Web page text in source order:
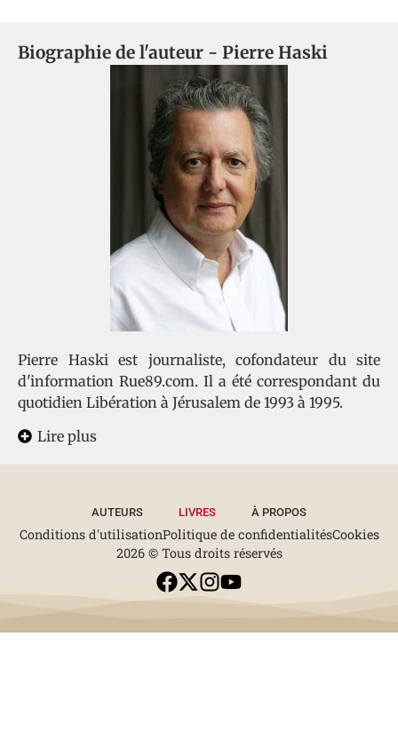
Biographie de l'auteur - Pierre Haski
Pierre Haski est journaliste, cofondateur du site
d'information Rue89.com. Il a été correspondant du
quotidien Libération à Jérusalem de 1993 à 1995.
Lire plus
AUTEURS LIVRES À PROPOS
Conditions d'utilisationPolitique de confidentialitésCookies
2026 © Tous droits réservés